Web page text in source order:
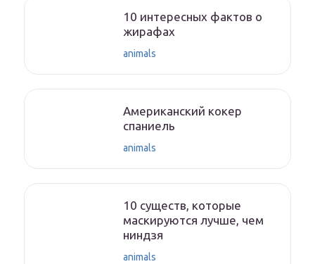
10 интересных фактов о
жирафах
animals
Американский кокер
спаниель
animals
10 существ, которые
маскируются лучше, чем
ниндзя
animals